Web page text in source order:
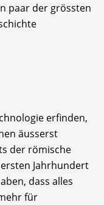
paar der grössten
erfinden,
äusserst
der römische
Jahrhundert
dass alles
für